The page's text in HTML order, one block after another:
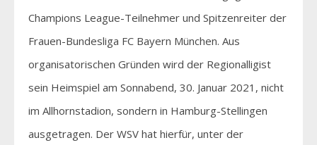
Champions League-Teilnehmer und Spitzenreiter der
Frauen-Bundesliga FC Bayern München. Aus
organisatorischen Gründen wird der Regionalligist
sein Heimspiel am Sonnabend, 30. Januar 2021, nicht
im Allhornstadion, sondern in Hamburg-Stellingen
ausgetragen. Der WSV hat hierfür, unter der